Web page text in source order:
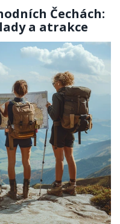
Čechách:
a atrakce